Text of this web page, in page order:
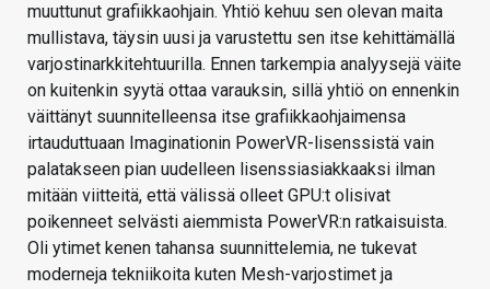
muuttunut grafiikkaohjain. Yhtiö kehuu sen olevan maita
mullistava, täysin uusi ja varustettu sen itse kehittämällä
varjostinarkkitehtuurilla. Ennen tarkempia analyysejä väite
on kuitenkin syytä ottaa varauksin, sillä yhtiö on ennenkin
väittänyt suunnitelleensa itse grafiikkaohjaimensa
irtauduttuaan Imaginationin PowerVR-lisenssistä vain
palatakseen pian uudelleen lisenssiasiakkaaksi ilman
mitään viitteitä, että välissä olleet GPU:t olisivat
poikenneet selvästi aiemmista PowerVR:n ratkaisuista.
Oli ytimet kenen tahansa suunnittelemia, ne tukevat
moderneja tekniikoita kuten Mesh-varjostimet ja